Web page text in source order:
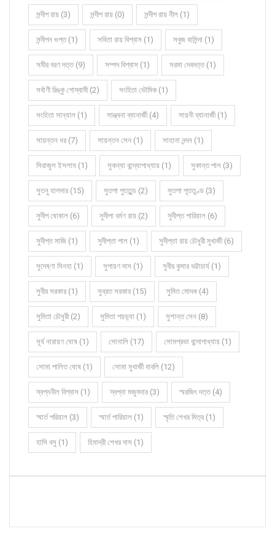
সন্দীপ রায় (3) সন্দীপ রায় (0) সন্দীপ রায় নীল (1)
সন্দীপন গুপ্ত (1) সবিতা রায় বিশ্বাস (1) সবুজ বাসিন্দা (1)
সমীর বরণ দত্ত (9) সম্পদ বিশ্বাস (1) সরমা দেবদত্ত (1)
সর্বাণী রিঙ্কু গোস্বামী (2) সংহিতা ভৌমিক (1)
সংহিতা সান্যাল (1) সান্ত্বনা ব্যানার্জী (4) সায়নী ব্যানার্জী (1)
সায়ন্তন ধর (7) সায়ন্তন সেন (1) সাহানা নন্দন (1)
সিরাজুল ইসলাম (1) সুকন্যা বন্দ্যোপাধ্যায় (1) সুকান্ত পাল (3)
সুতনু হালদার (15) সুতপা পুততুন্ড (2) সুতপা পূততুণ্ড (3)
সুদীপ ঘোষাল (6) সুদীপা বর্মণ রায় (2) সুদীপ্ত পারিয়াল (6)
সুদীপ্ত মাজি (1) সুদীপ্তা পাল (1) সুদীপ্তা রায় চৌধুরী মুখার্জী (6)
সুদেষ্ণা সিনহা (1) সুপায়ণ দাস (1) সুবীর কুমার ভট্টাচার্য (1)
সুবীর সরকার (1) সুব্রত সরকার (15) সুমিত মোদক (4)
সুমিতা চৌধুরী (2) সুমিতা পয়ড়্যা (1) সুশান্ত সেন (8)
সূর্য নারায়ণ ঘোষ (1) সোনালি (17) সোমপ্রভা বন্দোপাধ্যায় (1)
সোমা পালিত ঘোষ (1) সোমা মুখার্জী বাবলি (12)
স্বপ্ননীল বিশ্বাস (1) স্বপ্না মজুমদার (3) স্মরজিৎ দত্ত (4)
স্মার্ত পরিয়াল (3) স্মার্ত পারিয়াল (1) স্মৃতি শেখর মিত্র (1)
হাসি বসু (1) হিমাদ্রী শেখর দাস (1)